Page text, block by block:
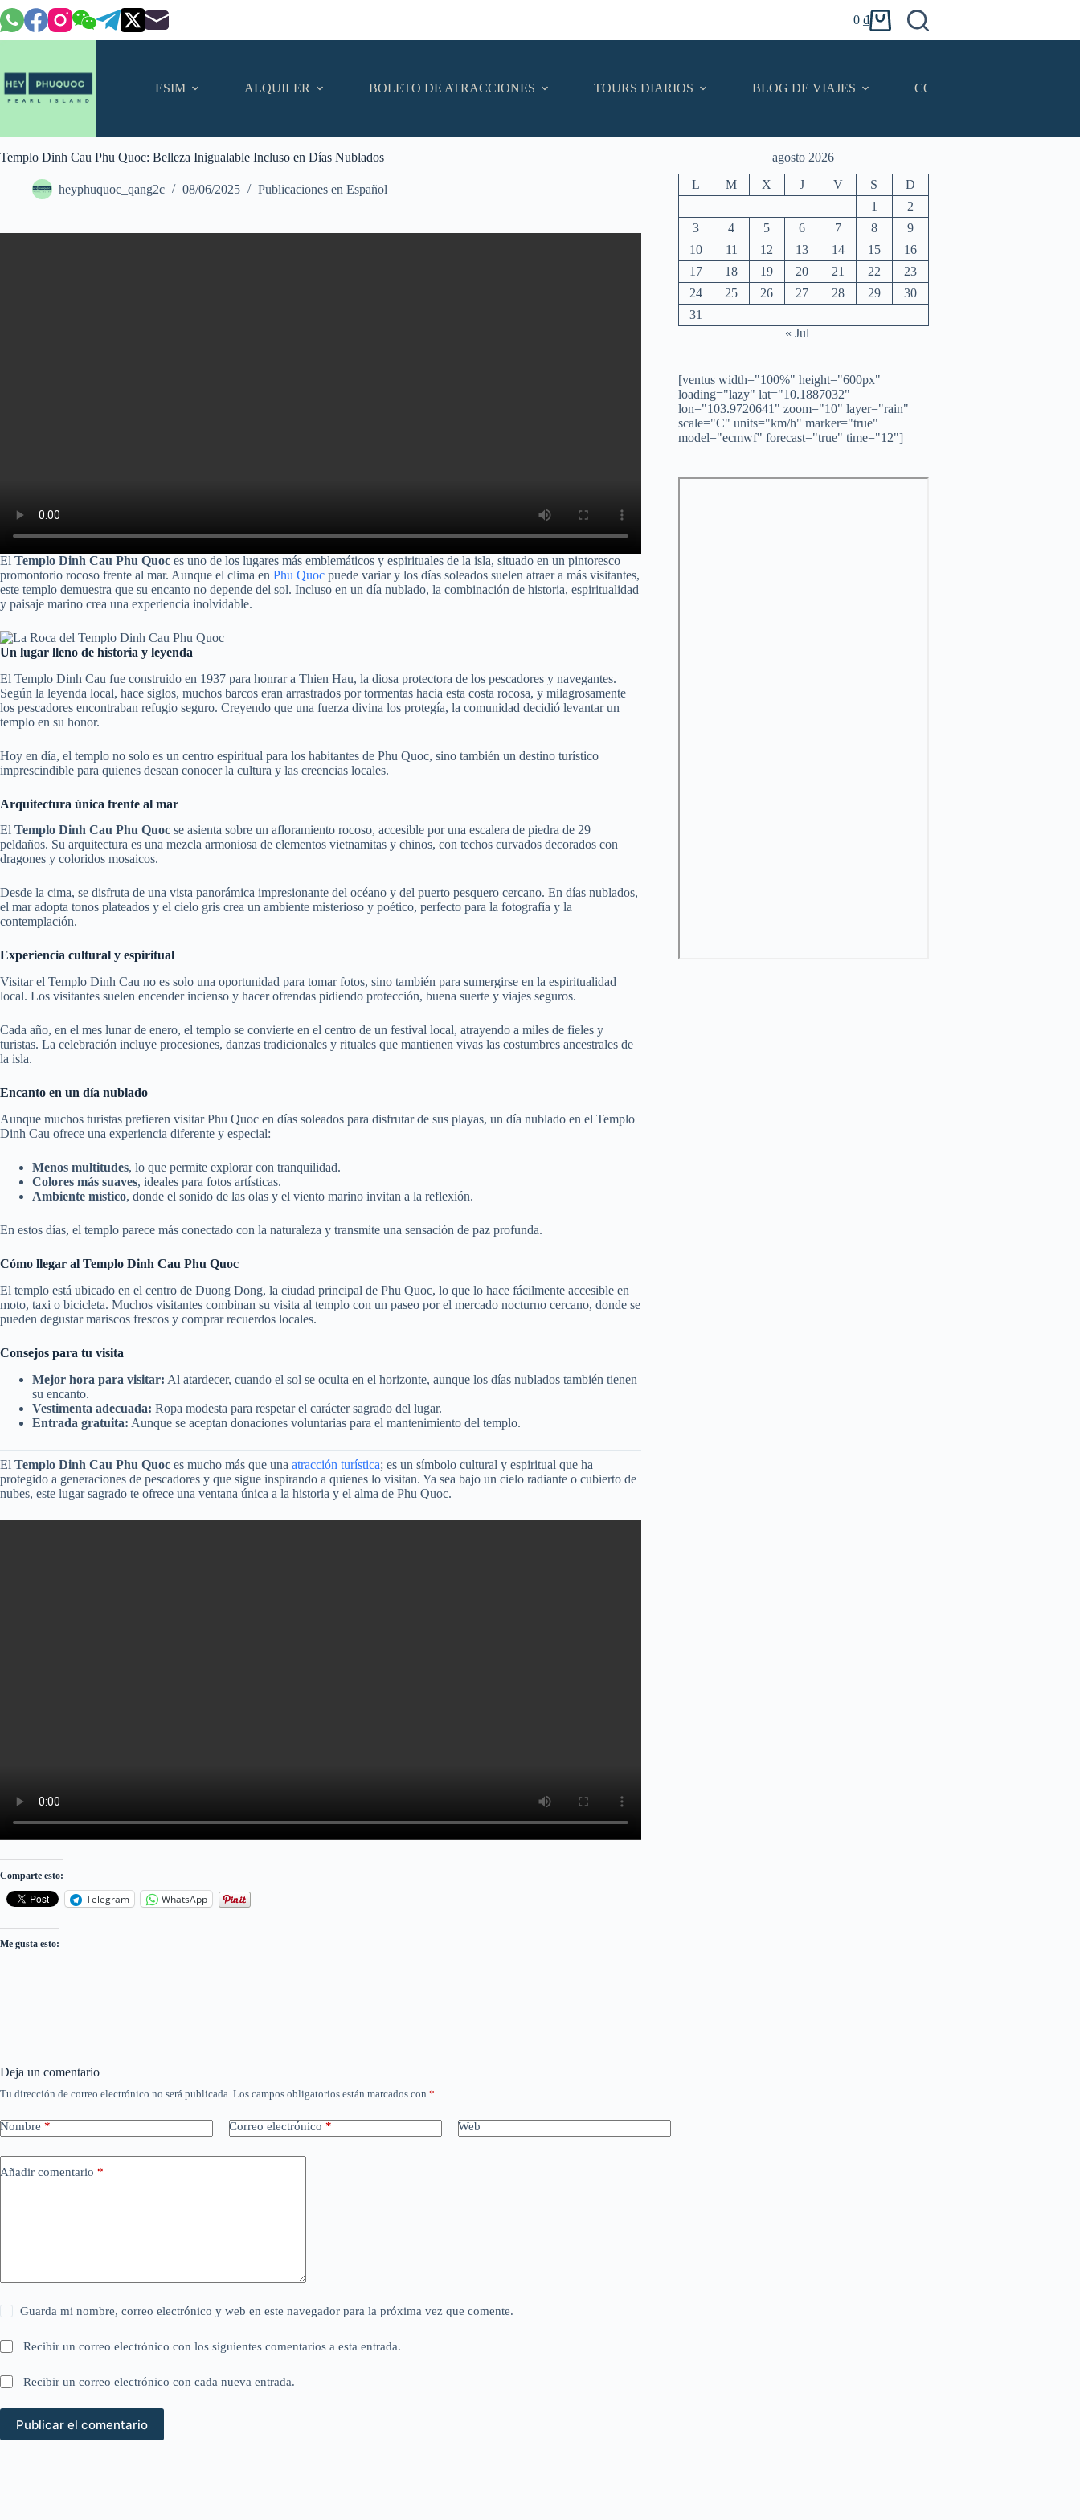
Saltar
al
contenido
Carro
de
0 ₫
ESIM ALQUILER BOLETO DE ATRACCIONES TOURS DIARIOS BLOG DE VIAJES CONTACTO
Templo Dinh Cau Phu Quoc: Belleza Inigualable Incluso en Días Nublados
heyphuquoc_qang2c 08/06/2025 Publicaciones en Español
El Templo Dinh Cau Phu Quoc es uno de los lugares más emblemáticos y espirituales de la isla, situado en un pintoresco
promontorio rocoso frente al mar. Aunque el clima en Phu Quoc puede variar y los días soleados suelen atraer a más visitantes,
este templo demuestra que su encanto no depende del sol. Incluso en un día nublado, la combinación de historia, espiritualidad
y paisaje marino crea una experiencia inolvidable.
Un lugar lleno de historia y leyenda
El Templo Dinh Cau fue construido en 1937 para honrar a Thien Hau, la diosa protectora de los pescadores y navegantes.
Según la leyenda local, hace siglos, muchos barcos eran arrastrados por tormentas hacia esta costa rocosa, y milagrosamente
los pescadores encontraban refugio seguro. Creyendo que una fuerza divina los protegía, la comunidad decidió levantar un
templo en su honor.
Hoy en día, el templo no solo es un centro espiritual para los habitantes de Phu Quoc, sino también un destino turístico
imprescindible para quienes desean conocer la cultura y las creencias locales.
Arquitectura única frente al mar
El Templo Dinh Cau Phu Quoc se asienta sobre un afloramiento rocoso, accesible por una escalera de piedra de 29
peldaños. Su arquitectura es una mezcla armoniosa de elementos vietnamitas y chinos, con techos curvados decorados con
dragones y coloridos mosaicos.
Desde la cima, se disfruta de una vista panorámica impresionante del océano y del puerto pesquero cercano. En días nublados,
el mar adopta tonos plateados y el cielo gris crea un ambiente misterioso y poético, perfecto para la fotografía y la
contemplación.
Experiencia cultural y espiritual
Visitar el Templo Dinh Cau no es solo una oportunidad para tomar fotos, sino también para sumergirse en la espiritualidad
local. Los visitantes suelen encender incienso y hacer ofrendas pidiendo protección, buena suerte y viajes seguros.
Cada año, en el mes lunar de enero, el templo se convierte en el centro de un festival local, atrayendo a miles de fieles y
turistas. La celebración incluye procesiones, danzas tradicionales y rituales que mantienen vivas las costumbres ancestrales de
la isla.
Encanto en un día nublado
Aunque muchos turistas prefieren visitar Phu Quoc en días soleados para disfrutar de sus playas, un día nublado en el Templo
Dinh Cau ofrece una experiencia diferente y especial:
Menos multitudes, lo que permite explorar con tranquilidad.
Colores más suaves, ideales para fotos artísticas.
Ambiente místico, donde el sonido de las olas y el viento marino invitan a la reflexión.
En estos días, el templo parece más conectado con la naturaleza y transmite una sensación de paz profunda.
Cómo llegar al Templo Dinh Cau Phu Quoc
El templo está ubicado en el centro de Duong Dong, la ciudad principal de Phu Quoc, lo que lo hace fácilmente accesible en
moto, taxi o bicicleta. Muchos visitantes combinan su visita al templo con un paseo por el mercado nocturno cercano, donde se
pueden degustar mariscos frescos y comprar recuerdos locales.
Consejos para tu visita
Mejor hora para visitar: Al atardecer, cuando el sol se oculta en el horizonte, aunque los días nublados también tienen
su encanto.
Vestimenta adecuada: Ropa modesta para respetar el carácter sagrado del lugar.
Entrada gratuita: Aunque se aceptan donaciones voluntarias para el mantenimiento del templo.
El Templo Dinh Cau Phu Quoc es mucho más que una atracción turística; es un símbolo cultural y espiritual que ha
protegido a generaciones de pescadores y que sigue inspirando a quienes lo visitan. Ya sea bajo un cielo radiante o cubierto de
nubes, este lugar sagrado te ofrece una ventana única a la historia y el alma de Phu Quoc.
Comparte esto:
Telegram WhatsApp
Me gusta esto:
agosto 2026
L M X J V S
D
1
2
3
4 5 6 7 8
9
10
11 12 13 14 15
16
17
18 19 20 21 22
23
24
25 26 27 28 29
30
31
« Jul
[ventus width="100%" height="600px"
loading="lazy" lat="10.1887032"
lon="103.9720641" zoom="10" layer="rain"
scale="C" units="km/h" marker="true"
model="ecmwf" forecast="true" time="12"]
Deja un comentario
Tu dirección de correo electrónico no será publicada. Los campos obligatorios están marcados con *
Nombre * Correo electrónico * Web
Añadir comentario *
Guarda mi nombre, correo electrónico y web en este navegador para la próxima vez que comente.
Recibir un correo electrónico con los siguientes comentarios a esta entrada.
Recibir un correo electrónico con cada nueva entrada.
Publicar el comentario